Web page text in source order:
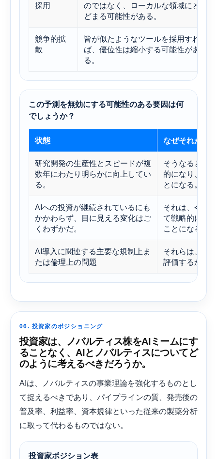
採用
のではなく、ローカルな領域にと
どまる可能性がある。
競争的拡
散
皆が似たようなツールを採用すれ
ば、優位性は縮小する可能性があ
る。
この予測を無効にする可能性のある要因は何
でしょうか？
状態 なぜそれが見
研究開発の生産性とスピードが複
数年にわたり明らかに向上してい
る。
そうなると、
的になり、強
とになる。
AIへの投資が継続されているにも
かかわらず、目に見える変化はご
くわずかだ。
それは、今後
て戦略的に重
ことになるだ
AI導入に関連する主要な規制上ま
たは倫理上の問題
それらは、投
評価するかを
06. 投資家のポジショニング
投資家は、ノバルティス株をAIミームにす
ることなく、AIとノバルティスについてど
のように考えるべきだろうか。
AIは、ノバルティスの事業理論を強化するものとし
て捉えるべきであり、パイプラインの質、発売後の
普及率、利益率、資本規律といった従来の製薬分析
に取って代わるものではない。
投資家ポジション表